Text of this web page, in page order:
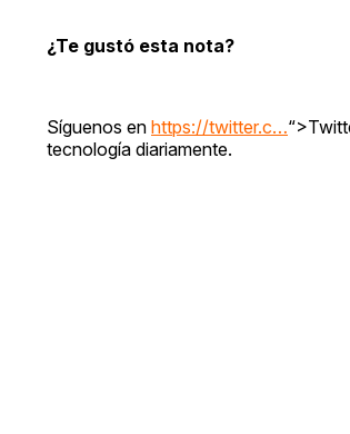
¿Te gustó esta nota?
Síguenos en https://twitter.c…
tecnología diariamente.